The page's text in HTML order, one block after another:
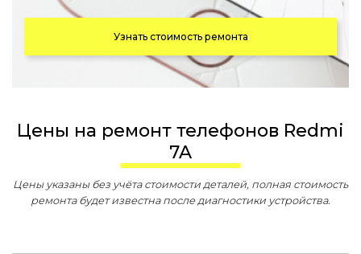
Узнать стоимость ремонта
Цены на ремонт телефонов Redmi
7A
Цены указаны без учёта стоимости деталей, полная стоимость
ремонта будет известна после диагностики устройства.